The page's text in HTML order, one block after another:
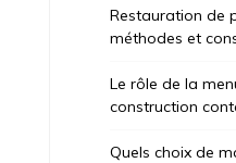
Restauration de
méthodes et
Le rôle de la
construction
Quels choix de